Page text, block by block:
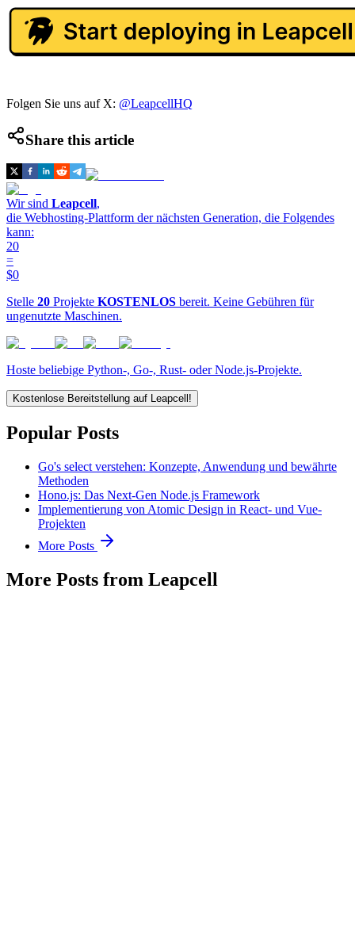
Folgen Sie uns auf X: @LeapcellHQ
Share this article
Wir sind Leapcell,
die Webhosting-Plattform der nächsten Generation, die Folgendes
kann:
20
=
$0
Stelle 20 Projekte KOSTENLOS bereit. Keine Gebühren für
ungenutzte Maschinen.
Hoste beliebige Python-, Go-, Rust- oder Node.js-Projekte.
Kostenlose Bereitstellung auf Leapcell!
Popular Posts
Go's select verstehen: Konzepte, Anwendung und bewährte
Methoden
Hono.js: Das Next-Gen Node.js Framework
Implementierung von Atomic Design in React- und Vue-
Projekten
More Posts
More Posts from Leapcell